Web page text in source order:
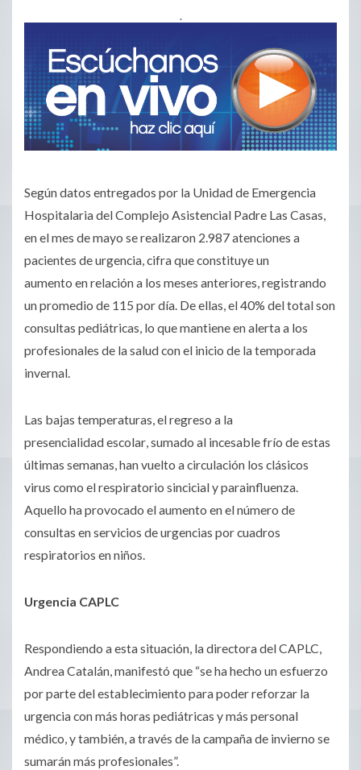
.
Según datos entregados por la Unidad de Emergencia
Hospitalaria del Complejo Asistencial Padre Las Casas,
en el mes de mayo se realizaron 2.987 atenciones a
pacientes de urgencia,cifra que constituye un
aumento enrelación a los meses anteriores,registrando
unpromedio de 115 por día. De ellas, el 40% del total son
consultas pediátricas, lo que mantiene en alerta a los
profesionales de la saludcon el inicio de la temporada
invernal.
Las bajas temperaturas, el regreso a la
presencialidadescolar, sumado al incesable frío de estas
últimas semanas, han vuelto a circulación los clásicos
virus como elrespiratorio sincicial y parainfluenza.
Aquello ha provocado el aumento en el número de
consultas en servicios de urgencias por cuadros
respiratorios en niños.
Urgencia CAPLC
Respondiendo a esta situación, la directora del CAPLC,
Andrea Catalán, manifestó que “se ha hecho un esfuerzo
por parte del establecimiento para poder reforzar la
urgencia con más horas pediátricas y más personal
médico, y también, a través de la campaña de invierno se
sumarán más profesionales”.